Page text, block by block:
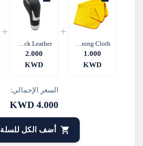
Yellow Duster Soft Cleaning Cloth
1.000
KWD
Universal Gear Shift Knob - Black Leather
2.000
KWD
السعر الإجمالي:
4.000
أضف الكل للسلة